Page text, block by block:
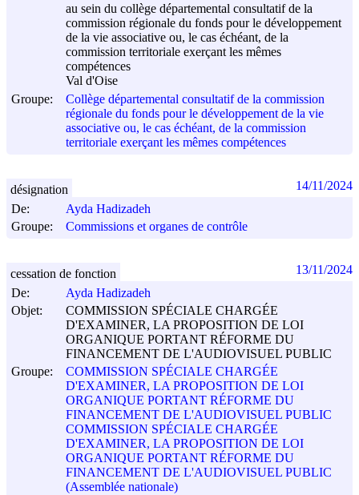
au sein du collège départemental consultatif de la
commission régionale du fonds pour le développement
de la vie associative ou, le cas échéant, de la
commission territoriale exerçant les mêmes
compétences
Val d'Oise
Groupe:
Collège départemental consultatif de la commission
régionale du fonds pour le développement de la vie
associative ou, le cas échéant, de la commission
territoriale exerçant les mêmes compétences
De:
Ayda Hadizadeh
Groupe:
Commissions et organes de contrôle
désignation 14/11/2024
De:
Ayda Hadizadeh
Objet:
COMMISSION SPÉCIALE CHARGÉE
D'EXAMINER, LA PROPOSITION DE LOI
ORGANIQUE PORTANT RÉFORME DU
FINANCEMENT DE L'AUDIOVISUEL PUBLIC
Groupe:
COMMISSION SPÉCIALE CHARGÉE
D'EXAMINER, LA PROPOSITION DE LOI
ORGANIQUE PORTANT RÉFORME DU
FINANCEMENT DE L'AUDIOVISUEL PUBLIC
COMMISSION SPÉCIALE CHARGÉE
D'EXAMINER, LA PROPOSITION DE LOI
ORGANIQUE PORTANT RÉFORME DU
FINANCEMENT DE L'AUDIOVISUEL PUBLIC
(Assemblée nationale)
cessation de fonction 13/11/2024